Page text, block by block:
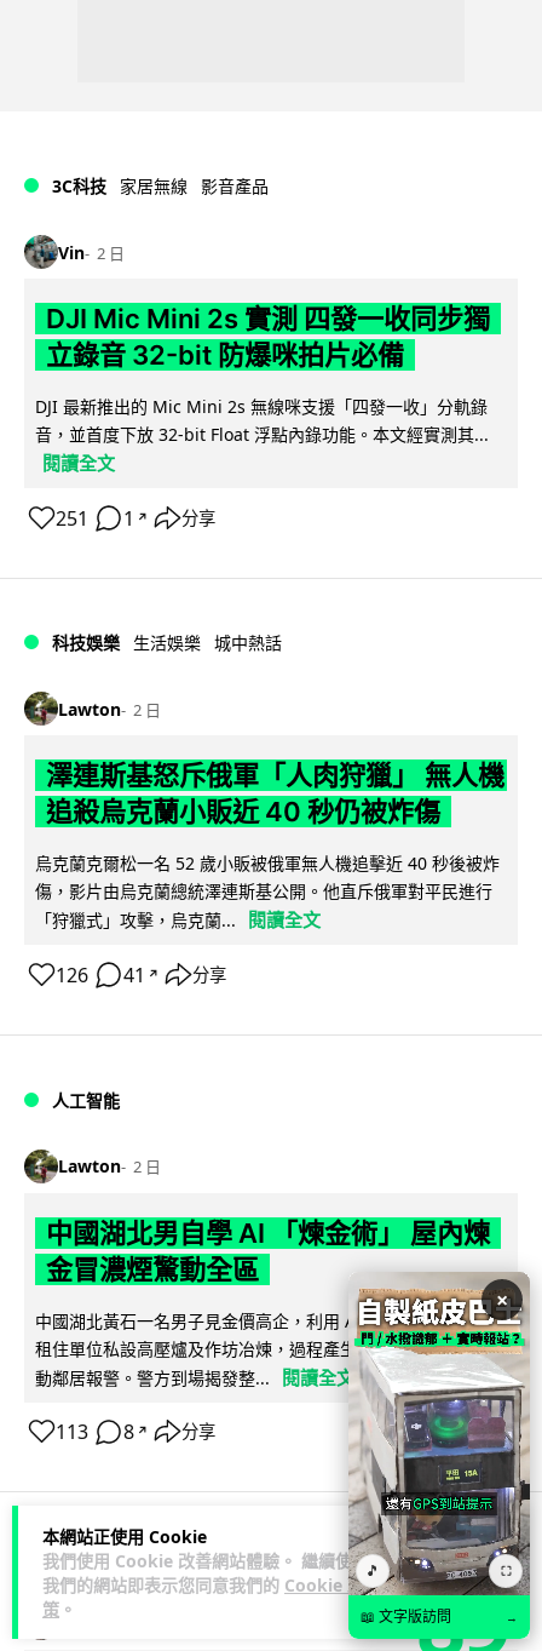
本網站正使用 Cookie
我們使用 Cookie 改善網站體驗。 繼續使用
我們的網站即表示您同意我們的 Cookie 政
策 。
3C科技 家居無線 影音產品
Vin 2 日
DJI Mic Mini 2s 實測 四發一收同步獨
立錄音 32-bit 防爆咪拍片必備
DJI 最新推出的 Mic Mini 2s 無線咪支援「四發一收」分軌錄
音，並首度下放 32-bit Float 浮點內錄功能。本文經實測其...
閱讀全文
251 1 ↗ 分享
科技娛樂 生活娛樂 城中熱話
Lawton 2 日
澤連斯基怒斥俄軍「人肉狩獵」 無人機
追殺烏克蘭小販近 40 秒仍被炸傷
烏克蘭克爾松一名 52 歲小販被俄軍無人機追擊近 40 秒後被炸
傷，影片由烏克蘭總統澤連斯基公開。他直斥俄軍對平民進行
「狩獵式」攻擊，烏克蘭...
閱讀全文
126 41 ↗ 分享
人工智能
Lawton 2 日
中國湖北男自學 AI 「煉金術」 屋內煉
金冒濃煙驚動全區
中國湖北黃石一名男子見金價高企，利用 AI 自學提煉黃金，在
租住單位私設高壓爐及作坊冶煉，過程產生大量刺鼻濃煙，驚
動鄰居報警。警方到場揭發整...
閱讀全文
113 8 ↗ 分享
3C科技 流動音樂
Lawton 89
×
🎵 ⛶
📖 文字版訪問 →